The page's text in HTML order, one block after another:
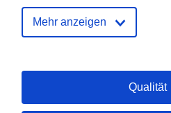
Verzeichnis der
26
Mehr anzeigen
Qualität